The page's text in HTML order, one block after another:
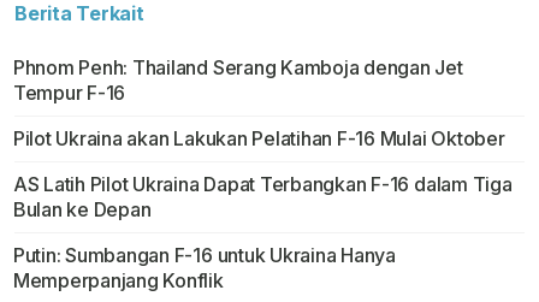
Berita Terkait
Phnom Penh: Thailand Serang Kamboja dengan Jet
Tempur F-16
Pilot Ukraina akan Lakukan Pelatihan F-16 Mulai Oktober
AS Latih Pilot Ukraina Dapat Terbangkan F-16 dalam Tiga
Bulan ke Depan
Putin: Sumbangan F-16 untuk Ukraina Hanya
Memperpanjang Konflik